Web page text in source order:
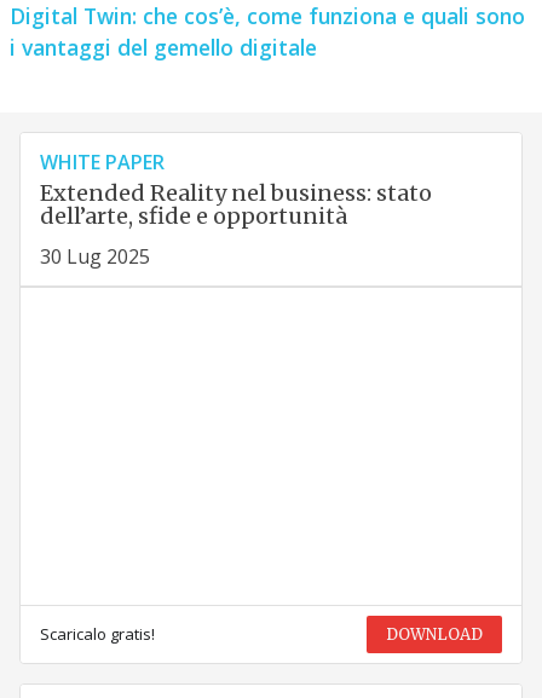
Digital Twin: che cos’è, come funziona e quali sono
i vantaggi del gemello digitale
WHITE PAPER
Extended Reality nel business: stato
dell’arte, sfide e opportunità
30 Lug 2025
Scaricalo gratis! DOWNLOAD